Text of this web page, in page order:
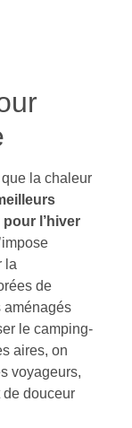
la chaleur
l’hiver
la
de
aménagés
le camping-
aires, on
voyageurs,
de douceur